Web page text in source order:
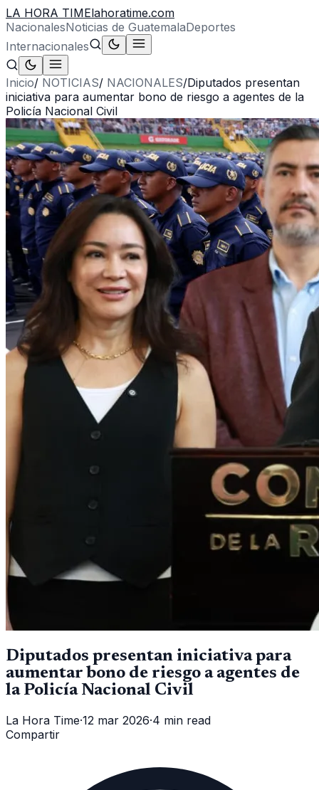
LA HORA TIMElahoratime.com
NacionalesNoticias de GuatemalaDeportes
Internacionales
Inicio/ NOTICIAS/ NACIONALES/Diputados presentan
iniciativa para aumentar bono de riesgo a agentes de la
Policía Nacional Civil
Diputados presentan iniciativa para
aumentar bono de riesgo a agentes de
la Policía Nacional Civil
La Hora Time·12 mar 2026·4 min read
Compartir